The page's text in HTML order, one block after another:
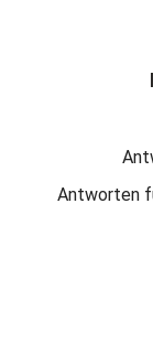
Antworten